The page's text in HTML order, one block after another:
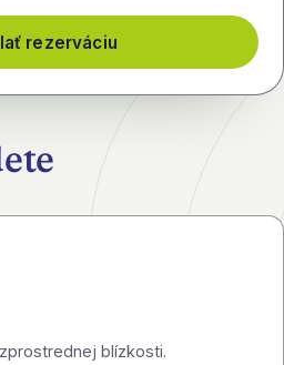
rezerváciu
blízkosti.